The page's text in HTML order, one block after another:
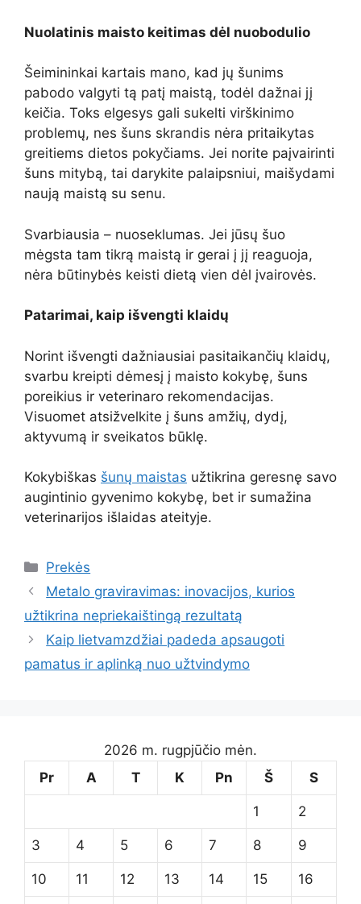
Nuolatinis maisto keitimas dėl nuobodulio
Šeimininkai kartais mano, kad jų šunims
pabodo valgyti tą patį maistą, todėl dažnai jį
keičia. Toks elgesys gali sukelti virškinimo
problemų, nes šuns skrandis nėra pritaikytas
greitiems dietos pokyčiams. Jei norite paįvairinti
šuns mitybą, tai darykite palaipsniui, maišydami
naują maistą su senu.
Svarbiausia – nuoseklumas. Jei jūsų šuo
mėgsta tam tikrą maistą ir gerai į jį reaguoja,
nėra būtinybės keisti dietą vien dėl įvairovės.
Patarimai, kaip išvengti klaidų
Norint išvengti dažniausiai pasitaikančių klaidų,
svarbu kreipti dėmesį į maisto kokybę, šuns
poreikius ir veterinaro rekomendacijas.
Visuomet atsižvelkite į šuns amžių, dydį,
aktyvumą ir sveikatos būklę.
Kokybiškas šunų maistas užtikrina geresnę savo
augintinio gyvenimo kokybę, bet ir sumažina
veterinarijos išlaidas ateityje.
Kategorijos
Prekės
Metalo graviravimas: inovacijos, kurios
užtikrina nepriekaištingą rezultatą
Kaip lietvamzdžiai padeda apsaugoti
pamatus ir aplinką nuo užtvindymo
2026 m. rugpjūčio mėn.
Pr
A T K Pn Š S
1 2
3 4 5 6 7 8 9
10 11 12 13 14 15 16